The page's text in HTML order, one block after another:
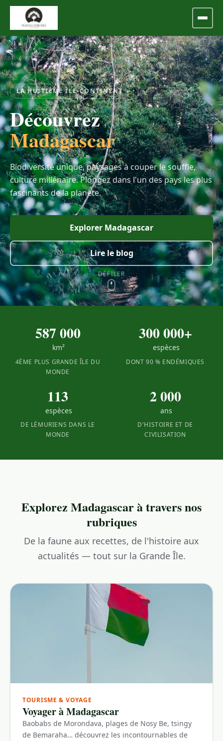
LA HUITIÈME ÎLE-CONTINENT
Découvrez
Madagascar
Biodiversité unique, paysages à couper le souffle,
culture millénaire. Plongez dans l'un des pays les plus
fascinants de la planète.
Explorer Madagascar
Lire le blog
DÉFILER
587 000
km²
4ÈME PLUS GRANDE ÎLE DU
MONDE
300 000+
espèces
DONT 90 % ENDÉMIQUES
113
espèces
DE LÉMURIENS DANS LE
MONDE
2 000
ans
D'HISTOIRE ET DE
CIVILISATION
Explorez Madagascar à travers nos
rubriques
De la faune aux recettes, de l'histoire aux
actualités — tout sur la Grande Île.
TOURISME & VOYAGE
Voyager à Madagascar
Baobabs de Morondava, plages de Nosy Be, tsingy
de Bemaraha… découvrez les incontournables de